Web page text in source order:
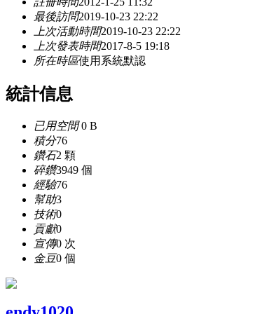
最後訪問2019-10-23 22:22
上次活動時間2019-10-23 22:22
上次發表時間2017-8-5 19:18
所在時區使用系統默認
統計信息
已用空間0 B
積分76
鑽石2 顆
碎鑽3949 個
經驗76
幫助3
技術0
貢獻0
宣傳0 次
金豆0 個